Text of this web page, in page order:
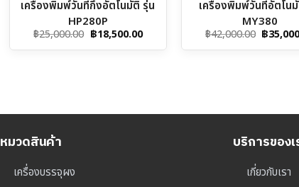
เครื่องพิมพ์วันที่กึ่งอัตโนมัติ รุ่น
HP280P
฿25,000.00 Original
price
was:
฿18,500.00Current
is:
เครื่องพิมพ์วันที่อัตโน
MY380
฿42,000.00 Original
price
was:
฿
หมวดสินค้า
เครื่องบรรจุผง
บริการของ
เกี่ยวกับเรา